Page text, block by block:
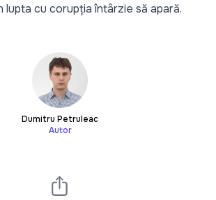
lupta cu corupția întârzie să apară.
Dumitru Petruleac
Autor